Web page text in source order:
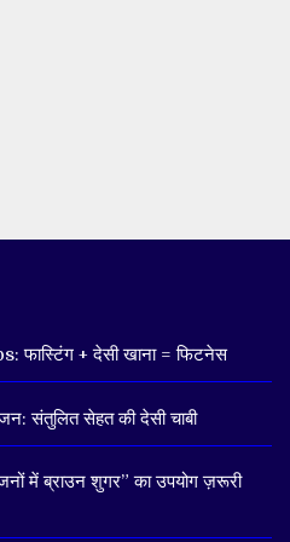
+ देसी खाना = फिटनेस
संतुलित सेहत की देसी चाबी
में ब्राउन शुगर” का उपयोग ज़रूरी